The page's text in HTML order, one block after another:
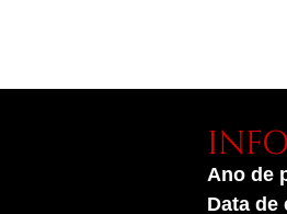
Ano de
Data de